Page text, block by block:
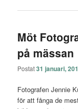
Möt
på mässan
Postat31 januari,
Fotografen Jennie
för att fånga de